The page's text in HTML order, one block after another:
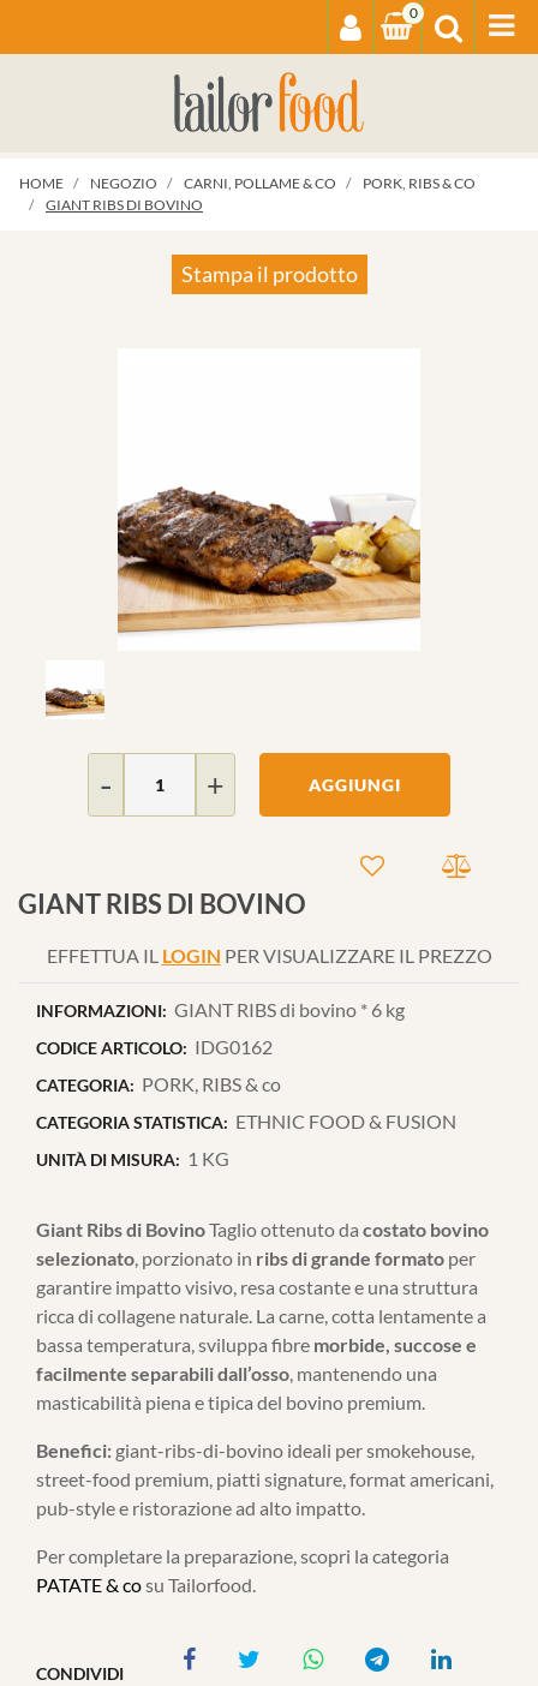
0
HOME NEGOZIO CARNI, POLLAME & CO
PORK, RIBS & CO
GIANT RIBS DI BOVINO
Stampa il prodotto
AGGIUNGI
GIANT RIBS DI BOVINO
EFFETTUA IL LOGIN PER VISUALIZZARE IL PREZZO
INFORMAZIONI: GIANT RIBS di bovino * 6 kg
CODICE ARTICOLO: IDG0162
CATEGORIA: PORK, RIBS & co
CATEGORIA STATISTICA: ETHNIC FOOD & FUSION
UNITÀ DI MISURA: 1 KG
Giant Ribs di BovinoTaglio ottenuto da costato bovino
selezionato, porzionato in ribs di grande formato per
garantire impatto visivo, resa costante e una struttura
ricca di collagene naturale. La carne, cotta lentamente a
bassa temperatura, sviluppa fibre morbide, succose e
facilmente separabili dall’osso, mantenendo una
masticabilità piena e tipica del bovino premium.
Benefici: giant-ribs-di-bovino ideali per smokehouse,
street-food premium, piatti signature, format americani,
pub-style e ristorazione ad alto impatto.
Per completare la preparazione, scopri la categoria
PATATE & cosu Tailorfood.
CONDIVIDI